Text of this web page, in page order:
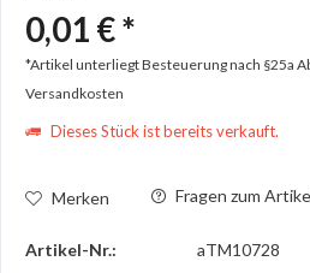
0,01 € *
*Artikel unterliegt Besteuerung nach §25a
Versandkosten
Dieses Stück ist bereits verkauft.
Merken Fragen zum
Artikel-Nr.: aTM10728